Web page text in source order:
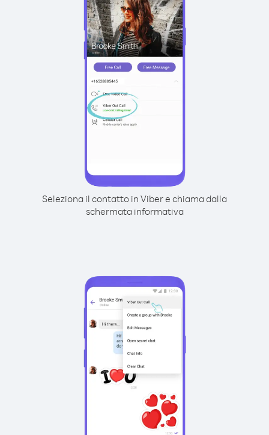
Seleziona il contatto in Viber e chiama dalla
schermata informativa